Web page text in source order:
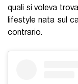
quali si voleva
lifestyle nata sul
contrario.